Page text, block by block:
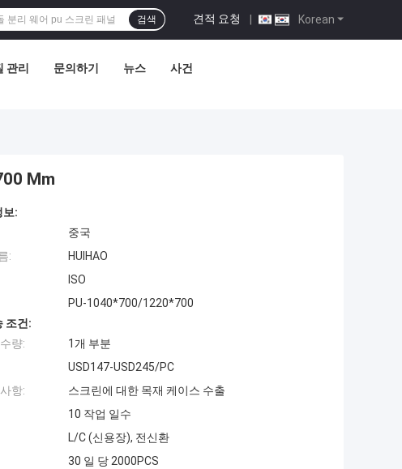
Korean
견적 요청 |
검색
관리 문의하기 뉴스 사건
Mm
보:
중국
:
HUIHAO
ISO
PU-1040*700/1220*700
조건:
량:
1개 부분
USD147-USD245/PC
항:
스크린에 대한 목재 케이스 수출
10 작업 일수
L/C (신용장), 전신환
30 일 당 2000PCS